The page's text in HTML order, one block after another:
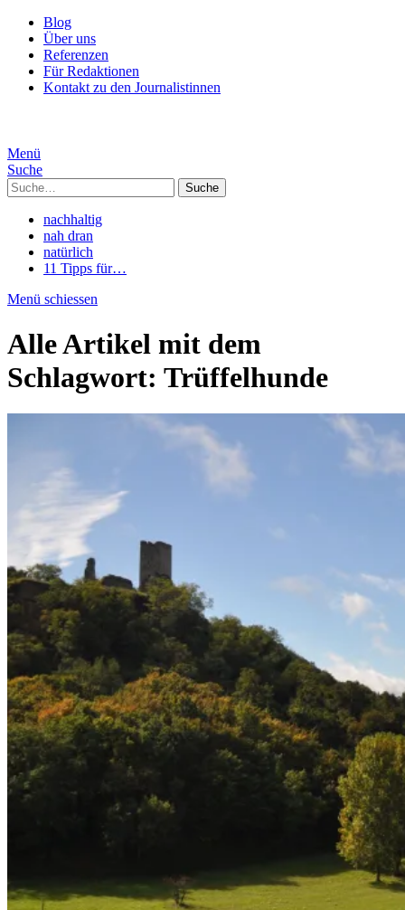
Blog
Über uns
Referenzen
Für Redaktionen
Kontakt zu den Journalistinnen
Menü
Suche
Suche
nachhaltig
nah dran
natürlich
11 Tipps für…
Menü schiessen
Alle Artikel mit dem
Schlagwort: Trüffelhunde